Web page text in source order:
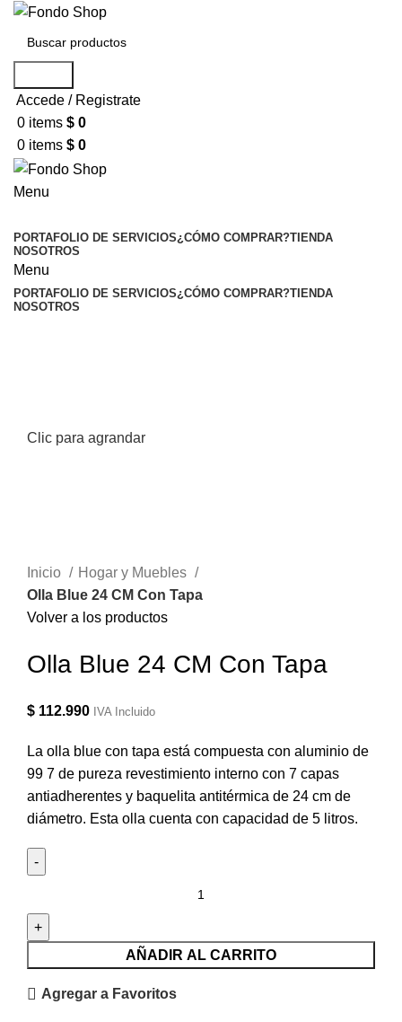
Accede / Registrate
0 items $ 0
0 items $ 0
Menu
PORTAFOLIO DE SERVICIOS¿CÓMO COMPRAR?TIENDA
NOSOTROS
Menu
PORTAFOLIO DE SERVICIOS¿CÓMO COMPRAR?TIENDA
NOSOTROS
Clic para agrandar
Inicio
Hogar y Muebles
Olla Blue 24 CM Con Tapa
Volver a los productos
Olla Blue 24 CM Con Tapa
$ 112.990 IVA Incluido
La olla blue con tapa está compuesta con aluminio de
99 7 de pureza revestimiento interno con 7 capas
antiadherentes y baquelita antitérmica de 24 cm de
diámetro. Esta olla cuenta con capacidad de 5 litros.
AÑADIR AL CARRITO
Agregar a Favoritos